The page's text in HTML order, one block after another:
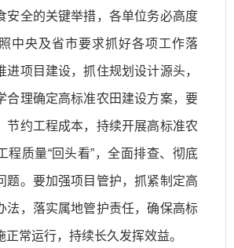
安全的关键举措，各单位务必高度
中央及省市要求抓好各项工作落
进项目建设，抓住规划设计源头，
合理确定高标准农田建设方案，要
节约工程成本，持续开展高标准农
程质量“回头看”，全面排查、彻底
题。要加强项目管护，抓紧制定高
法，落实属地管护责任，确保高标
正常运行，持续长久发挥效益。